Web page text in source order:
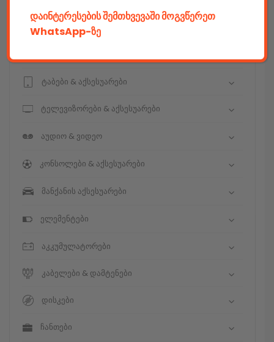
კამერები & აქსესუარები
ტაბები & აქსესუარები
ტელევიზორები & აქსესუარები
აუდიო & ვიდეო
კონსოლები & აქსესუარები
მანქანის აქსესუარები
ელემენტები
აკკუმულატორები
კაბელები & დამტენები
დისკები
ჩანთები
დაინტერესების შემთხვევაში მოგვწერეთ
WhatsApp-ზე